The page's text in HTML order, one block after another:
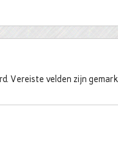
Vereiste velden zijn